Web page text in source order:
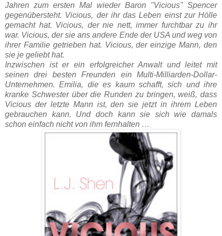
Jahren zum ersten Mal wieder Baron "Vicious" Spencer
gegenübersteht. Vicious, der ihr das Leben einst zur Hölle
gemacht hat. Vicious, der nie nett, immer furchtbar zu ihr
war. Vicious, der sie ans andere Ende der USA und weg von
ihrer Familie getrieben hat. Vicious, der einzige Mann, den
sie je geliebt hat.
Inzwischen ist er ein erfolgreicher Anwalt und leitet mit
seinen drei besten Freunden ein Multi-Milliarden-Dollar-
Unternehmen. Emilia, die es kaum schafft, sich und ihre
kranke Schwester über die Runden zu bringen, weiß, dass
Vicious der letzte Mann ist, den sie jetzt in ihrem Leben
gebrauchen kann. Und doch kann sie sich wie damals
schon einfach nicht von ihm fernhalten …